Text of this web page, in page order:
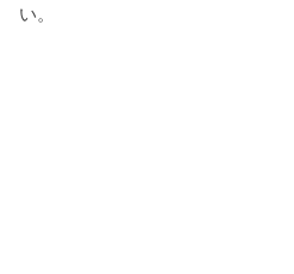
い。